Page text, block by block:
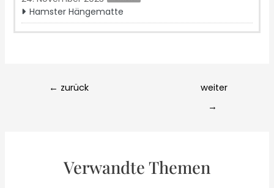
Hamster Hängematte
← zurück
weiter
→
Verwandte Themen